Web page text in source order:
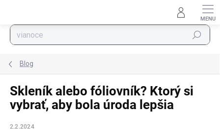
Hľadať
Blog
Skleník alebo fóliovník? Ktorý si
vybrať, aby bola úroda lepšia
2.2.2024